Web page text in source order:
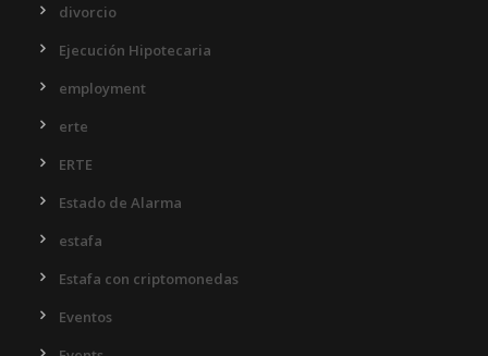
divorcio
Ejecución Hipotecaria
employment
erte
ERTE
Estado de Alarma
estafa
Estafa con criptomonedas
Eventos